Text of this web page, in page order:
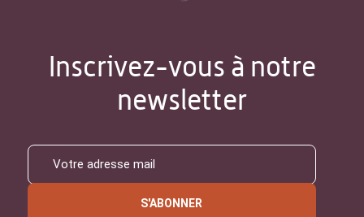
Inscrivez-vous à notre
newsletter
S'ABONNER